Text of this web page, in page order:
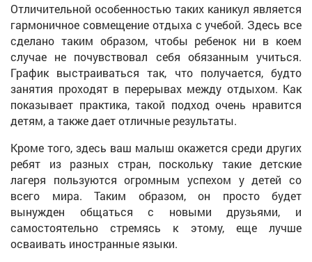
Отличительной особенностью таких каникул является
гармоничное совмещение отдыха с учебой. Здесь все
сделано таким образом, чтобы ребенок ни в коем
случае не почувствовал себя обязанным учиться.
График выстраиваться так, что получается, будто
занятия проходят в перерывах между отдыхом. Как
показывает практика, такой подход очень нравится
детям, а также дает отличные результаты.
Кроме того, здесь ваш малыш окажется среди других
ребят из разных стран, поскольку такие детские
лагеря пользуются огромным успехом у детей со
всего мира. Таким образом, он просто будет
вынужден общаться с новыми друзьями, и
самостоятельно стремясь к этому, еще лучше
осваивать иностранные языки.